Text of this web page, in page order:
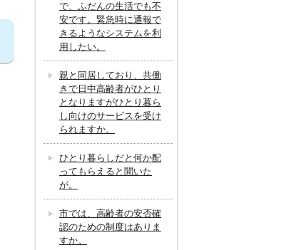
で、ふだんの生活でも不
安です。緊急時に通報で
きるようなシステムを利
用したい。
親と同居しており、共働
きで日中高齢者がひとり
となりますがひとり暮ら
し向けのサービスを受け
られますか。
ひとり暮らしだと何か配
ってもらえると聞いた
が。
市では、高齢者の安否確
認のための制度はありま
すか。